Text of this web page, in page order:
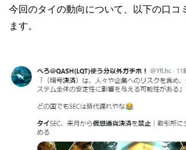
今回のタイの動向について、以下の口コ
ます。